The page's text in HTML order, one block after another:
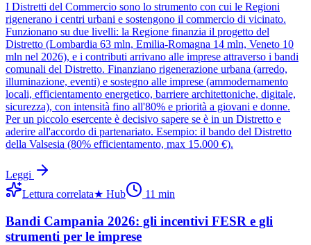
I Distretti del Commercio sono lo strumento con cui le Regioni
rigenerano i centri urbani e sostengono il commercio di vicinato.
Funzionano su due livelli: la Regione finanzia il progetto del
Distretto (Lombardia 63 mln, Emilia-Romagna 14 mln, Veneto 10
mln nel 2026), e i contributi arrivano alle imprese attraverso i bandi
comunali del Distretto. Finanziano rigenerazione urbana (arredo,
illuminazione, eventi) e sostegno alle imprese (ammodernamento
locali, efficientamento energetico, barriere architettoniche, digitale,
sicurezza), con intensità fino all'80% e priorità a giovani e donne.
Per un piccolo esercente è decisivo sapere se è in un Distretto e
aderire all'accordo di partenariato. Esempio: il bando del Distretto
della Valsesia (80% efficientamento, max 15.000 €).
Leggi
Lettura correlata★ Hub 11 min
Bandi Campania 2026: gli incentivi FESR e gli
strumenti per le imprese